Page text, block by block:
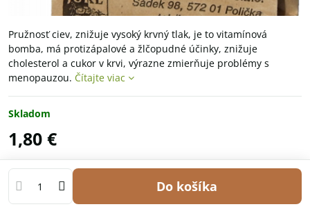
Pružnosť ciev, znižuje vysoký krvný tlak, je to vitamínová
bomba, má protizápalové a žlčopudné účinky, znižuje
cholesterol a cukor v krvi, výrazne zmierňuje problémy s
menopauzou. Čítajte viac
Skladom
1,80 €
Do košíka